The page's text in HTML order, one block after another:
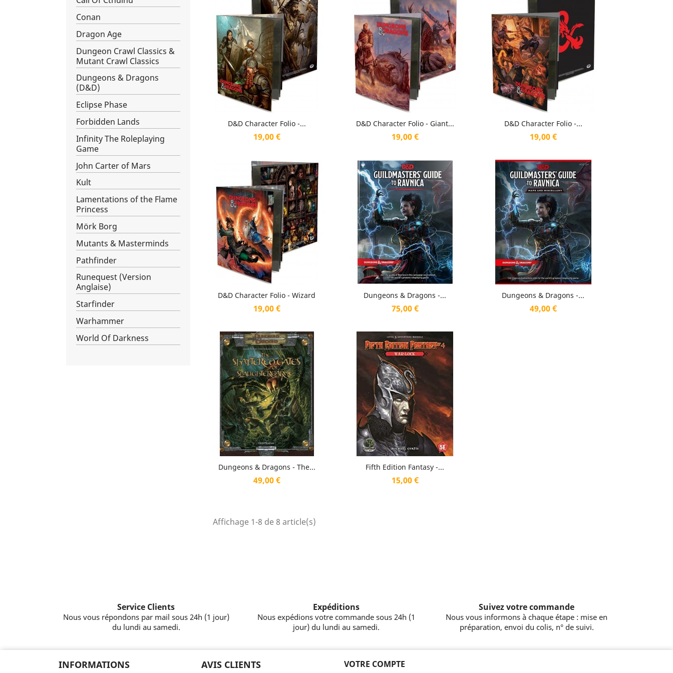
Conan
Dragon Age
Dungeon Crawl Classics &
Mutant Crawl Classics
Dungeons & Dragons
(D&D)
Eclipse Phase
Forbidden Lands
Infinity The Roleplaying
Game
John Carter of Mars
Kult
Lamentations of the Flame
Princess
Mörk Borg
Mutants & Masterminds
Pathfinder
Runequest (Version
Anglaise)
Starfinder
Warhammer
World Of Darkness
D&D Character Folio -...
Prix
19,00 €
Aperçu rapide D&D Character Folio - Giant...
Prix
19,00 €
Aperçu rapide D&D Character Folio -...
Prix
19,00 €
Aperçu rapide
D&D Character Folio - Wizard
Prix
19,00 €
Aperçu rapide Dungeons & Dragons -...
Prix
75,00 €
Aperçu rapide Dungeons & Dragons -...
Prix
49,00 €
Aperçu rapide
Dungeons & Dragons - The...
Prix
49,00 €
Aperçu rapide Fifth Edition Fantasy -...
Prix
15,00 €
 Aperçu rapide
Affichage 1-8 de 8 article(s)
Service Clients
Nous vous répondons par mail sous 24h (1 jour)
du lundi au samedi.
Expéditions
Nous expédions votre commande sous 24h (1
jour) du lundi au samedi.
Suivez votre commande
Nous vous informons à chaque étape : mise en
préparation, envoi du colis, n° de suivi.
INFORMATIONS AVIS CLIENTS VOTRE COMPTE